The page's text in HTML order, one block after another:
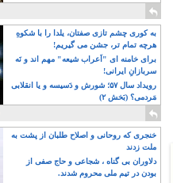
قدرت باقی خواهدماند
به کوری چشم تازی صفتان، یلدا را با شکوهِ
هرچه تمام تر، جشن می گیریم!
برای خامنه ای "اَعراب شیعه" مهم اند و نَه
سربازانِ ایرانی!
رویداد سال ۵۷؛ شورش و دَسیسه و یا انقلابی
مَردمی؟ (بَخش ۲)
خنجری که روحانی و اصلاح طلبان از پشت به
ملت زدند
دلاوران بی گناه ، شجاعی و حاج صفی از
بودن در تیم ملی محروم شدند.